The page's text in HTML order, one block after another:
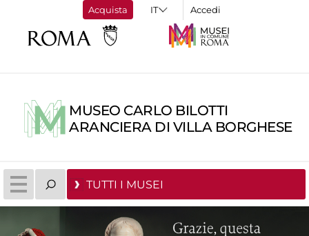
Acquista Accedi
MUSEO CARLO BILOTTI
ARANCIERA DI VILLA BORGHESE
TUTTI I MUSEI